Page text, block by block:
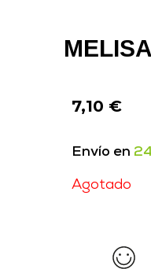
7,10 €
Envío en
Agotado